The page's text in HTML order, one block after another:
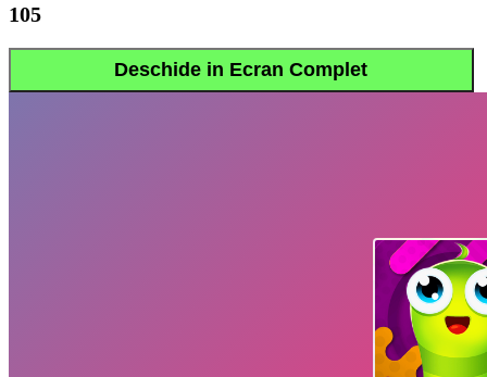
105
Deschide in Ecran Complet